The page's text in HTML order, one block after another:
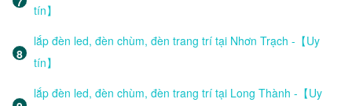
tín】
lắp đèn led, đèn chùm, đèn trang trí tại Nhơn Trạch -【Uy
tín】
lắp đèn led, đèn chùm, đèn trang trí tại Long Thành -【Uy